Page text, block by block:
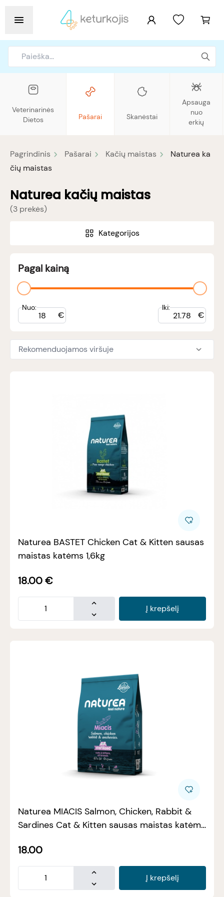
Veterinarinės
Dietos
Pašarai Skanėstai
Apsauga
nuo
erkių
Pagrindinis Pašarai Kačių maistas
Naturea ka
čių maistas
Naturea kačių maistas
(3 prekės)
Kategorijos
Pagal kainą
Nuo:
€
Iki:
€
Rekomenduojamos viršuje
Naturea BASTET Chicken Cat & Kitten sausas
maistas katėms 1,6kg
18.00€
Į krepšelį
Naturea MIACIS Salmon, Chicken, Rabbit &
Sardines Cat & Kitten sausas maistas katėms
18.00
Į krepšelį